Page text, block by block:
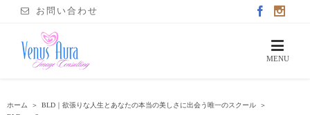
お問い合わせ
ホーム ＞ BLD｜欲張りな人生とあなたの本当の美しさに出会う唯一のスクール
＞